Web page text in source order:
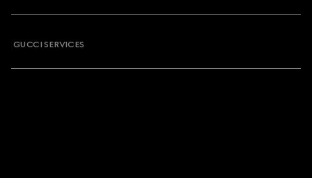
GUCCI SERVICES